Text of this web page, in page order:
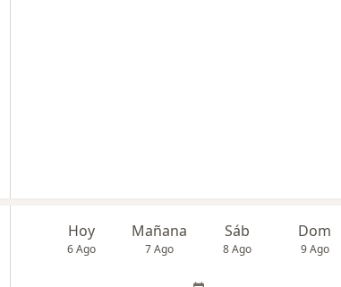
Hoy
6 Ago
Mañana
7 Ago
Sáb
8 Ago
Dom
9 Ago